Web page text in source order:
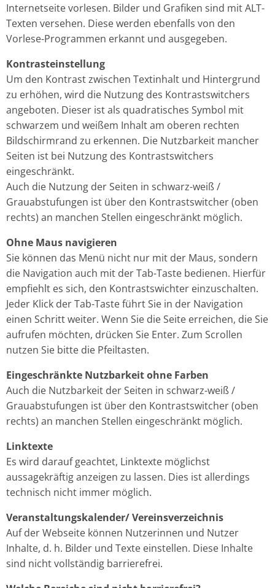
Internetseite vorlesen. Bilder und Grafiken sind mit ALT-
Texten versehen. Diese werden ebenfalls von den
Vorlese-Programmen erkannt und ausgegeben.
Kontrasteinstellung
Um den Kontrast zwischen Textinhalt und Hintergrund
zu erhöhen, wird die Nutzung des Kontrastswitchers
angeboten. Dieser ist als quadratisches Symbol mit
schwarzem und weißem Inhalt am oberen rechten
Bildschirmrand zu erkennen. Die Nutzbarkeit mancher
Seiten ist bei Nutzung des Kontrastswitchers
eingeschränkt.
Auch die Nutzung der Seiten in schwarz-weiß /
Grauabstufungen ist über den Kontrastswitcher (oben
rechts) an manchen Stellen eingeschränkt möglich.
Ohne Maus navigieren
Sie können das Menü nicht nur mit der Maus, sondern
die Navigation auch mit der Tab-Taste bedienen. Hierfür
empfiehlt es sich, den Kontrastswichter einzuschalten.
Jeder Klick der Tab-Taste führt Sie in der Navigation
einen Schritt weiter. Wenn Sie die Seite erreichen, die Sie
aufrufen möchten, drücken Sie Enter. Zum Scrollen
nutzen Sie bitte die Pfeiltasten.
Eingeschränkte Nutzbarkeit ohne Farben
Auch die Nutzbarkeit der Seiten in schwarz-weiß /
Grauabstufungen ist über den Kontrastswitcher (oben
rechts) an manchen Stellen eingeschränkt möglich.
Linktexte
Es wird darauf geachtet, Linktexte möglichst
aussagekräftig anzeigen zu lassen. Dies ist allerdings
technisch nicht immer möglich.
Veranstaltungskalender/ Vereinsverzeichnis
Auf der Webseite können Nutzerinnen und Nutzer
Inhalte, d. h. Bilder und Texte einstellen. Diese Inhalte
sind nicht vollständig barrierefrei.